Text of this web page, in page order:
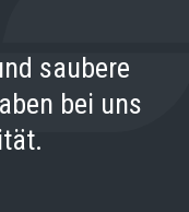
saubere
bei uns